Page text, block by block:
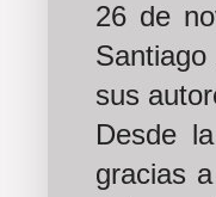
26 de
sus
Desde
gracias